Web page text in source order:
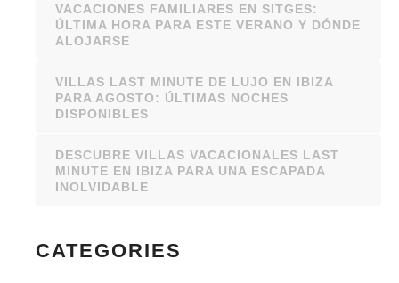
VACACIONES FAMILIARES EN SITGES:
ÚLTIMA HORA PARA ESTE VERANO Y DÓNDE
ALOJARSE
VILLAS LAST MINUTE DE LUJO EN IBIZA
PARA AGOSTO: ÚLTIMAS NOCHES
DISPONIBLES
DESCUBRE VILLAS VACACIONALES LAST
MINUTE EN IBIZA PARA UNA ESCAPADA
INOLVIDABLE
CATEGORIES